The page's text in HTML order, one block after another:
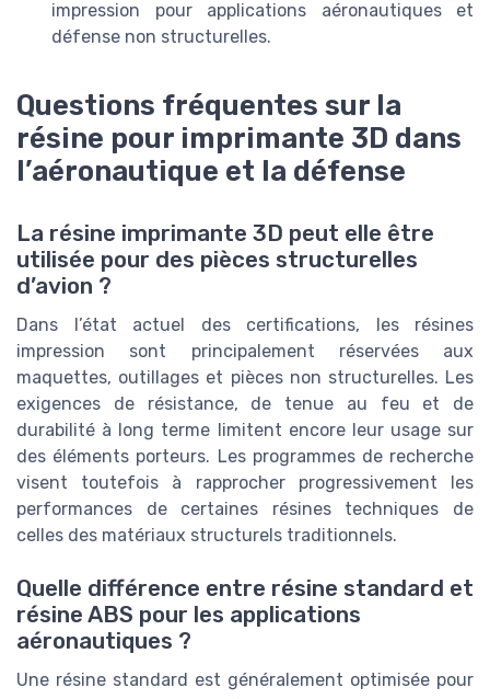
impression pour applications aéronautiques et
défense non structurelles.
Questions fréquentes sur la
résine pour imprimante 3D dans
l’aéronautique et la défense
La résine imprimante 3D peut elle être
utilisée pour des pièces structurelles
d’avion ?
Dans l’état actuel des certifications, les résines
impression sont principalement réservées aux
maquettes, outillages et pièces non structurelles. Les
exigences de résistance, de tenue au feu et de
durabilité à long terme limitent encore leur usage sur
des éléments porteurs. Les programmes de recherche
visent toutefois à rapprocher progressivement les
performances de certaines résines techniques de
celles des matériaux structurels traditionnels.
Quelle différence entre résine standard et
résine ABS pour les applications
aéronautiques ?
Une résine standard est généralement optimisée pour